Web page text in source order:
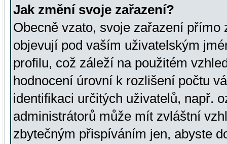
Jak změní svoje zařazení?
Obecně vzato, svoje zařazení přímo
objevují pod vaším uživatelským
profilu, což záleží na použitém
hodnocení úrovní k rozlišení počtu
identifikaci určitých uživatelů, např.
administrátorů může mít zvláštní
zbytečným přispíváním jen, abyste